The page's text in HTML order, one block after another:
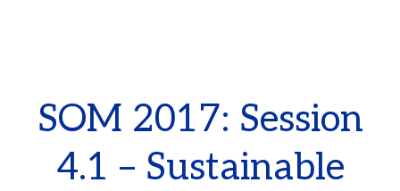
SOM 2017: Session
4.1 – Sustainable